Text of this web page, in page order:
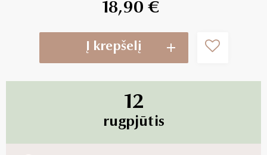
18,90 €
Į krepšelį
12
rugpjūtis